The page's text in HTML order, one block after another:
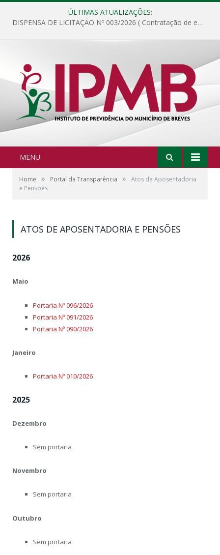
ÚLTIMAS ATUALIZAÇÕES:
DISPENSA DE LICITAÇÃO Nº 003/2026 ( Contratação de empresa para fornecimento de gêneros alimentícios não perecíveis, materiais de expediente, descartáveis, copa e cozinha, para análise e posterior publicação.)
MENU
Home » Portal da Transparência »
Atos de Aposentadoria
e Pensões
ATOS DE APOSENTADORIA E PENSÕES
2026
Maio
Portaria Nº 096/2026
Portaria Nº 091/2026
Portaria Nº 090/2026
Janeiro
Portaria Nº 010/2026
2025
Dezembro
Sem portaria
Novembro
Sem portaria
Outubro
Sem portaria